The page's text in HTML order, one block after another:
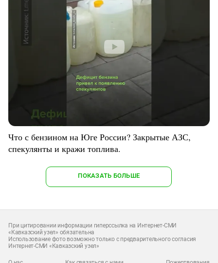
Что с бензином на Юге России? Закрытые АЗС,
спекулянты и кражи топлива.
ПОКАЗАТЬ БОЛЬШЕ
При цитировании информации гиперссылка на Интернет-СМИ
«Кавказский узел» обязательна
Использование фото возможно только с предварительного согласия
Интернет-СМИ «Кавказский узел»